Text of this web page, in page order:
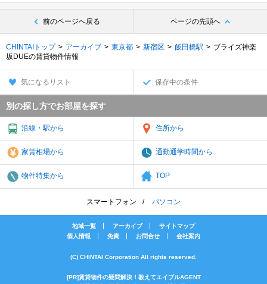
前のページへ戻る ページの先頭へ
CHINTAIトップ アーカイブ 東京都 新宿区 飯田橋駅
ブライズ神楽
坂DUEの賃貸物件情報
気になるリスト 保存中の条件
別の探し方でお部屋を探す
沿線・駅から 住所から
家賃相場から 通勤通学時間から
物件特集から TOP
スマートフォン パソコン
地域一覧 アーカイブ
サイトマップ
個人情報
免責 お問合せ 会社案内
(C) CHINTAI Corporation All rights reserved.
[PR]賃貸物件の疑問解決！教えてエイブルAGENT